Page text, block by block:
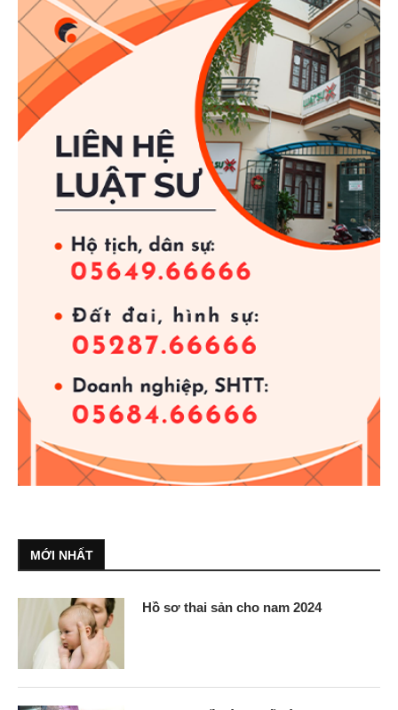
MỚI NHẤT
Hồ sơ thai sản cho nam 2024